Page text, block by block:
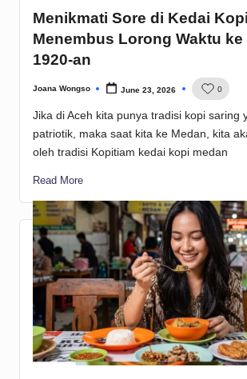
Menikmati Sore di Kedai
Menembus Lorong Waktu ke
1920-an
Posted
Joana Wongso June 23, 2026 0
Jika di Aceh kita punya tradisi kopi saring
patriotik, maka saat kita ke Medan, kita
oleh tradisi Kopitiam kedai kopi medan
Read More